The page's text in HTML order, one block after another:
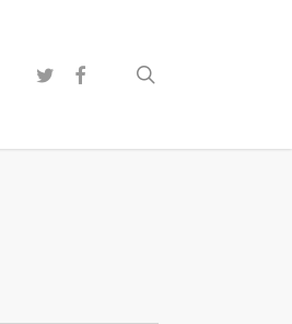
twitter facebook